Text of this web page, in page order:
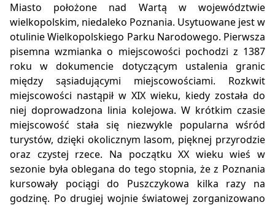
Miasto położone nad Wartą w województwie
wielkopolskim, niedaleko Poznania. Usytuowane jest w
otulinie Wielkopolskiego Parku Narodowego. Pierwsza
pisemna wzmianka o miejscowości pochodzi z 1387
roku w dokumencie dotyczącym ustalenia granic
między sąsiadującymi miejscowościami. Rozkwit
miejscowości nastąpił w XIX wieku, kiedy została do
niej doprowadzona linia kolejowa. W krótkim czasie
miejscowość stała się niezwykle popularna wśród
turystów, dzięki okolicznym lasom, pięknej przyrodzie
oraz czystej rzece. Na początku XX wieku wieś w
sezonie była oblegana do tego stopnia, że z Poznania
kursowały pociągi do Puszczykowa kilka razy na
godzinę. Po drugiej wojnie światowej zorganizowano